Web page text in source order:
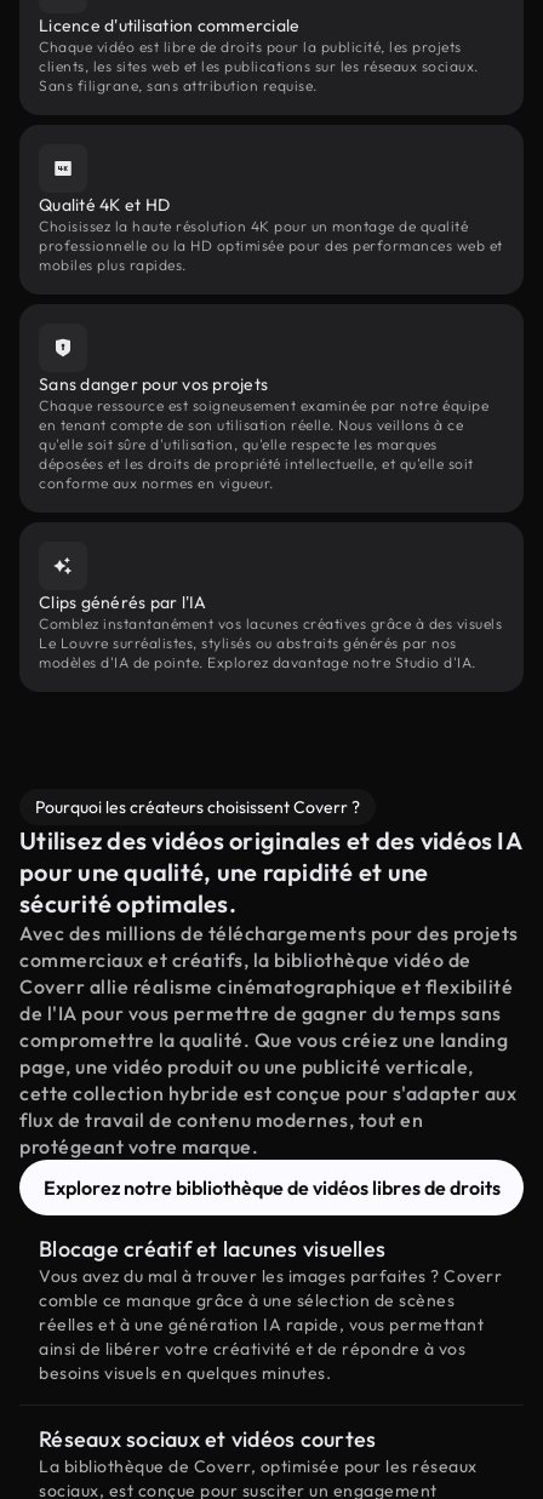
Licence d'utilisation commerciale
Chaque vidéo est libre de droits pour la publicité, les projets
clients, les sites web et les publications sur les réseaux sociaux.
Sans filigrane, sans attribution requise.
Qualité 4K et HD
Choisissez la haute résolution 4K pour un montage de qualité
professionnelle ou la HD optimisée pour des performances web et
mobiles plus rapides.
Sans danger pour vos projets
Chaque ressource est soigneusement examinée par notre équipe
en tenant compte de son utilisation réelle. Nous veillons à ce
qu'elle soit sûre d'utilisation, qu'elle respecte les marques
déposées et les droits de propriété intellectuelle, et qu'elle soit
conforme aux normes en vigueur.
Clips générés par l'IA
Comblez instantanément vos lacunes créatives grâce à des visuels
Le Louvre surréalistes, stylisés ou abstraits générés par nos
modèles d'IA de pointe. Explorez davantage notre Studio d'IA.
Pourquoi les créateurs choisissent Coverr ?
Utilisez des vidéos originales et des vidéos IA
pour une qualité, une rapidité et une
sécurité optimales.
Avec des millions de téléchargements pour des projets
commerciaux et créatifs, la bibliothèque vidéo de
Coverr allie réalisme cinématographique et flexibilité
de l'IA pour vous permettre de gagner du temps sans
compromettre la qualité. Que vous créiez une landing
page, une vidéo produit ou une publicité verticale,
cette collection hybride est conçue pour s'adapter aux
flux de travail de contenu modernes, tout en
protégeant votre marque.
Explorez notre bibliothèque de vidéos libres de droits
Blocage créatif et lacunes visuelles
Vous avez du mal à trouver les images parfaites ? Coverr
comble ce manque grâce à une sélection de scènes
réelles et à une génération IA rapide, vous permettant
ainsi de libérer votre créativité et de répondre à vos
besoins visuels en quelques minutes.
Réseaux sociaux et vidéos courtes
La bibliothèque de Coverr, optimisée pour les réseaux
sociaux, est conçue pour susciter un engagement